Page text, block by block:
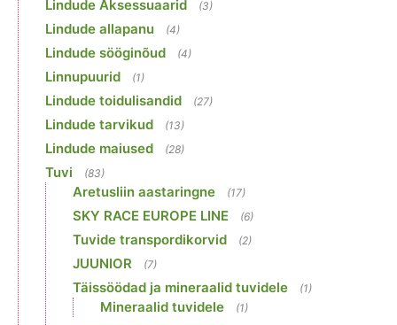
Lindude Aksessuaarid (3)
Lindude allapanu (4)
Lindude sööginõud (4)
Linnupuurid (1)
Lindude toidulisandid (27)
Lindude tarvikud (13)
Lindude maiused (28)
Tuvi (83)
Aretusliin aastaringne (17)
SKY RACE EUROPE LINE (6)
Tuvide transpordikorvid (2)
JUUNIOR (7)
Täissöödad ja mineraalid tuvidele (1)
Mineraalid tuvidele (1)